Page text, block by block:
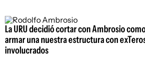
La URU decidió cortar con Ambrosio
armar una nuestra estructura con
involucrados